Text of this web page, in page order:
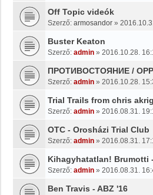
Off Topic videók
Szerző: armosandor »
Buster Keaton
Szerző: admin » 2016.10.28.
ПРОТИВОСТОЯНИЕ /
Szerző: admin » 2016.10.28.
Trial Trails from chris
Szerző: admin » 2016.08.31.
OTC - Orosházi Trial Club
Szerző: admin » 2016.08.31.
Kihagyhatatlan! Brumotti
Szerző: admin » 2016.08.31.
Ben Travis - ABZ '16